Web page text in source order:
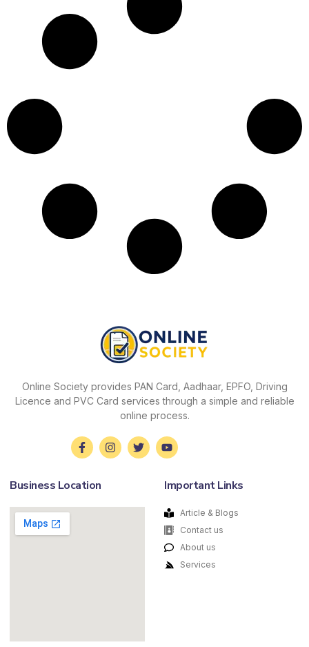
Online Society provides PAN Card, Aadhaar, EPFO, Driving
Licence and PVC Card services through a simple and reliable
online process.
Business Location Important Links
Article & Blogs
Contact us
About us
Services